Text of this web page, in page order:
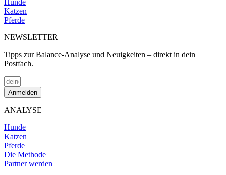
Katzen
Pferde
NEWSLETTER
Tipps zur Balance-Analyse und Neuigkeiten – direkt in dein
Postfach.
Anmelden
ANALYSE
Hunde
Katzen
Pferde
Die Methode
Partner werden